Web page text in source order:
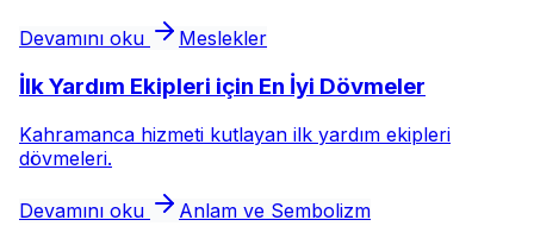
Devamını oku Meslekler
İlk Yardım Ekipleri için En İyi Dövmeler
Kahramanca hizmeti kutlayan ilk yardım ekipleri
dövmeleri.
Devamını oku Anlam ve Sembolizm